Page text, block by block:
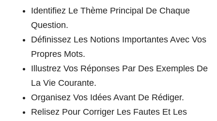
Identifiez Le Thème Principal De Chaque
Question.
Définissez Les Notions Importantes Avec Vos
Propres Mots.
Illustrez Vos Réponses Par Des Exemples De
La Vie Courante.
Organisez Vos Idées Avant De Rédiger.
Relisez Pour Corriger Les Fautes Et Les